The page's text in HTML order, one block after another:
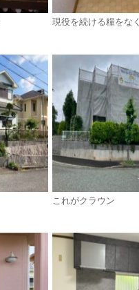
現役を続ける糧をな
これがクラウン